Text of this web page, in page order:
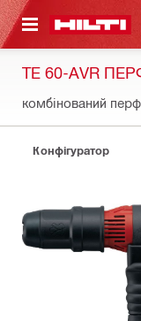
ЗМІСТУ
TE 60-AVR
комбінований
Конфігуратор